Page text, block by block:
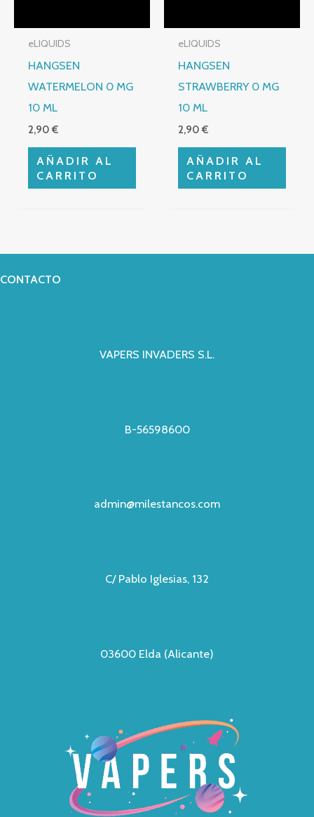
eLIQUIDS
HANGSEN
WATERMELON 0 MG
10 ML
2,90€
AÑADIR AL
CARRITO
eLIQUIDS
HANGSEN
STRAWBERRY 0 MG
10 ML
2,90€
AÑADIR AL
CARRITO
CONTACTO
VAPERS INVADERS S.L.
B-56598600
admin@milestancos.com
C/ Pablo Iglesias, 132
03600 Elda (Alicante)